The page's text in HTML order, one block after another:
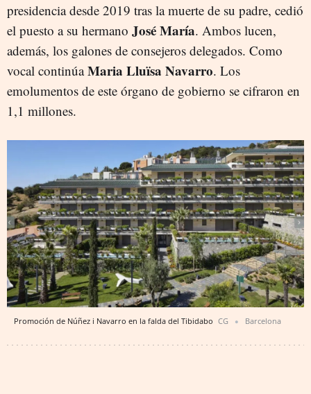
presidencia desde 2019 tras la muerte de su padre, cedió
el puesto a su hermano José María. Ambos lucen,
además, los galones de consejeros delegados. Como
vocal continúaMaria Lluïsa Navarro. Los
emolumentos de este órgano de gobierno se cifraron en
1,1 millones.
Promoción de Núñez i Navarro en la falda del Tibidabo CG Barcelona